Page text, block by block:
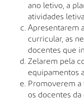
ano letivo, a
atividades
Apresentarem
curricular, as
docentes que
Zelarem pela
equipamentos
Promoverem
os docentes da